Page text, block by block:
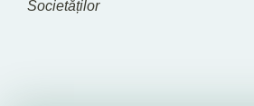
Societăților